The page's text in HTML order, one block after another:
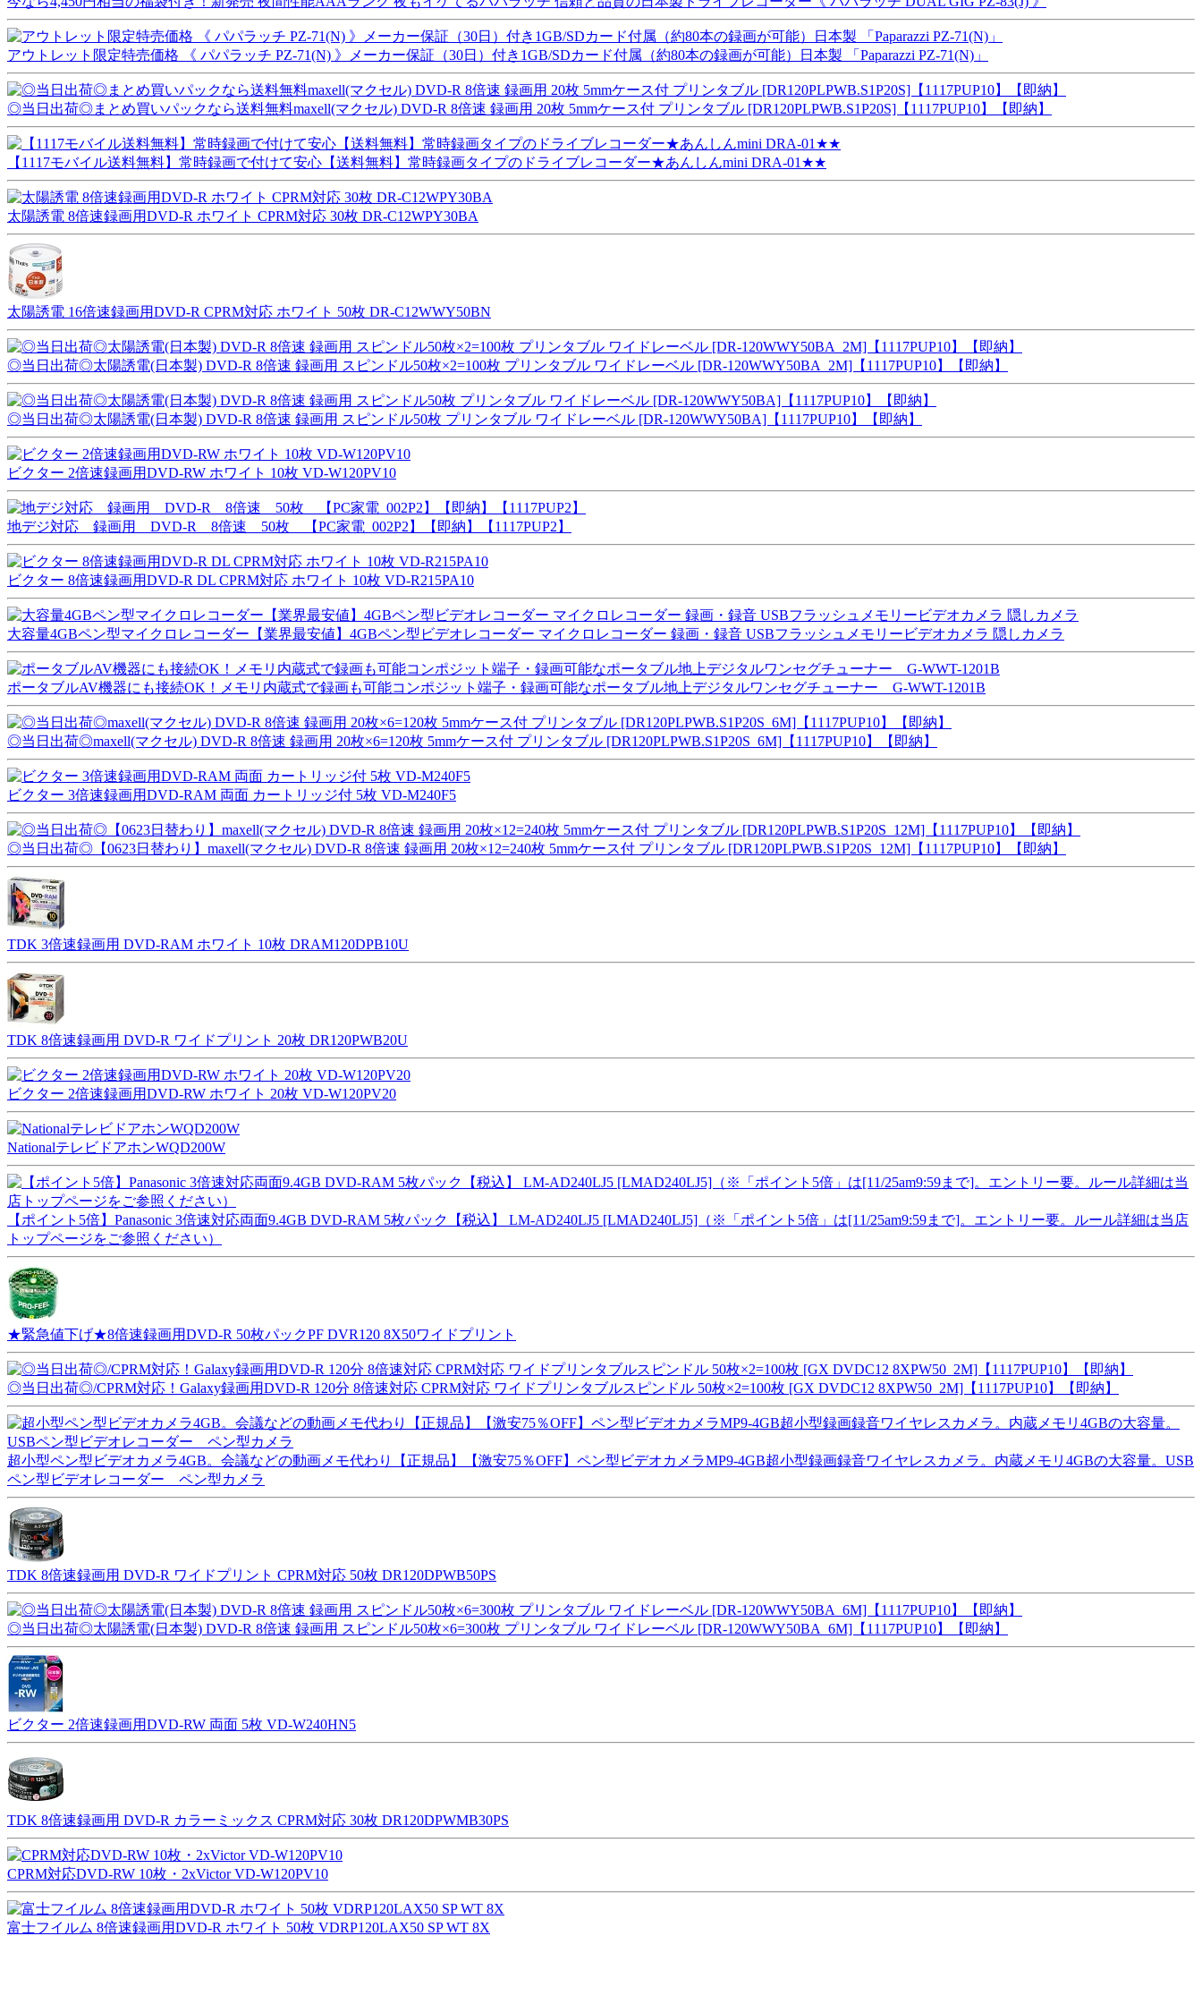
アウトレット限定特売価格 《 パパラッチ PZ-71(N) 》メーカー保証（30日）付き1GB/SDカード付属（約80本の録画が可能）日本製 「Paparazzi PZ-71(N)」
◎当日出荷◎まとめ買いパックなら送料無料maxell(マクセル) DVD-R 8倍速 録画用 20枚 5mmケース付 プリンタブル [DR120PLPWB.S1P20S]【1117PUP10】【即納】
【1117モバイル送料無料】常時録画で付けて安心【送料無料】常時録画タイプのドライブレコーダー★あんしんmini DRA-01★★
太陽誘電 8倍速録画用DVD-R ホワイト CPRM対応 30枚 DR-C12WPY30BA
太陽誘電 16倍速録画用DVD-R CPRM対応 ホワイト 50枚 DR-C12WWY50BN
◎当日出荷◎太陽誘電(日本製) DVD-R 8倍速 録画用 スピンドル50枚×2=100枚 プリンタブル ワイドレーベル [DR-120WWY50BA_2M]【1117PUP10】【即納】
◎当日出荷◎太陽誘電(日本製) DVD-R 8倍速 録画用 スピンドル50枚 プリンタブル ワイドレーベル [DR-120WWY50BA]【1117PUP10】【即納】
ビクター 2倍速録画用DVD-RW ホワイト 10枚 VD-W120PV10
地デジ対応 録画用 DVD-R 8倍速 50枚 【PC家電_002P2】【即納】【1117PUP2】
ビクター 8倍速録画用DVD-R DL CPRM対応 ホワイト 10枚 VD-R215PA10
大容量4GBペン型マイクロレコーダー【業界最安値】4GBペン型ビデオレコーダー マイクロレコーダー 録画・録音 USBフラッシュメモリービデオカメラ 隠しカメラ
ポータブルAV機器にも接続OK！メモリ内蔵式で録画も可能コンポジット端子・録画可能なポータブル地上デジタルワンセグチューナー G-WWT-1201B
◎当日出荷◎maxell(マクセル) DVD-R 8倍速 録画用 20枚×6=120枚 5mmケース付 プリンタブル [DR120PLPWB.S1P20S_6M]【1117PUP10】【即納】
ビクター 3倍速録画用DVD-RAM 両面 カートリッジ付 5枚 VD-M240F5
◎当日出荷◎【0623日替わり】maxell(マクセル) DVD-R 8倍速 録画用 20枚×12=240枚 5mmケース付 プリンタブル [DR120PLPWB.S1P20S_12M]【1117PUP10】【即納】
TDK 3倍速録画用 DVD-RAM ホワイト 10枚 DRAM120DPB10U
TDK 8倍速録画用 DVD-R ワイドプリント 20枚 DR120PWB20U
ビクター 2倍速録画用DVD-RW ホワイト 20枚 VD-W120PV20
NationalテレビドアホンWQD200W
【ポイント5倍】Panasonic 3倍速対応両面9.4GB DVD-RAM 5枚パック【税込】 LM-AD240LJ5 [LMAD240LJ5]（※「ポイント5倍」は[11/25am9:59まで]。エントリー要。ルール詳細は当店
トップページをご参照ください）
★緊急値下げ★8倍速録画用DVD-R 50枚パックPF DVR120 8X50ワイドプリント
◎当日出荷◎/CPRM対応！Galaxy録画用DVD-R 120分 8倍速対応 CPRM対応 ワイドプリンタブルスピンドル 50枚×2=100枚 [GX DVDC12 8XPW50_2M]【1117PUP10】【即納】
超小型ペン型ビデオカメラ4GB。会議などの動画メモ代わり【正規品】【激安75％OFF】ペン型ビデオカメラMP9-4GB超小型録画録音ワイヤレスカメラ。内蔵メモリ4GBの大容量。USB
ペン型ビデオレコーダー ペン型カメラ
TDK 8倍速録画用 DVD-R ワイドプリント CPRM対応 50枚 DR120DPWB50PS
◎当日出荷◎太陽誘電(日本製) DVD-R 8倍速 録画用 スピンドル50枚×6=300枚 プリンタブル ワイドレーベル [DR-120WWY50BA_6M]【1117PUP10】【即納】
ビクター 2倍速録画用DVD-RW 両面 5枚 VD-W240HN5
TDK 8倍速録画用 DVD-R カラーミックス CPRM対応 30枚 DR120DPWMB30PS
CPRM対応DVD-RW 10枚・2xVictor VD-W120PV10
富士フイルム 8倍速録画用DVD-R ホワイト 50枚 VDRP120LAX50 SP WT 8X